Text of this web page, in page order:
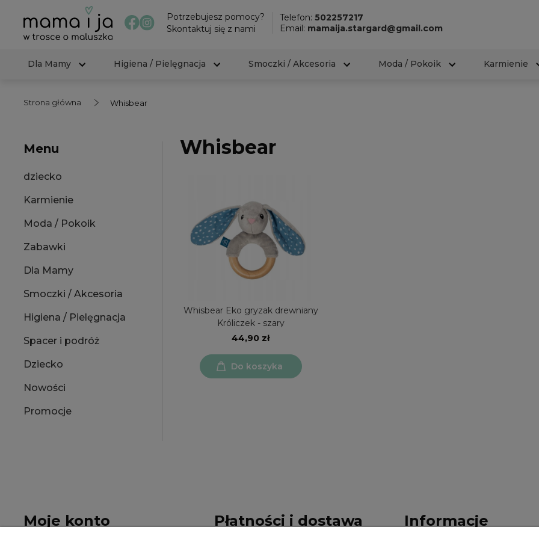
Potrzebujesz pomocy?
Skontaktuj się z nami
Telefon:502257217
Email: mamaija.stargard@gmail.com
Dla Mamy
Higiena / Pielęgnacja Smoczki / Akcesoria Moda / Pokoik Karmienie
Strona główna Whisbear
Menu
dziecko
Karmienie
Moda / Pokoik
Zabawki
Dla Mamy
Smoczki / Akcesoria
Higiena / Pielęgnacja
Spacer i podróż
Dziecko
Nowości
Promocje
Whisbear
Whisbear Eko gryzak drewniany
Króliczek - szary
44,90 zł
Do koszyka
Moje konto Płatności i dostawa Informacje